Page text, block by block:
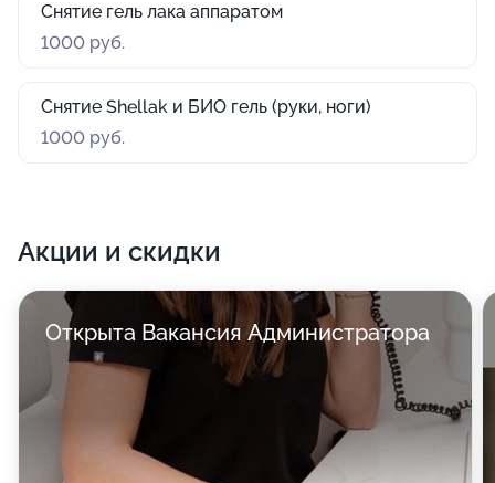
Снятие гель лака аппаратом
1000 руб.
Снятие Shellak и БИО гель (руки, ноги)
1000 руб.
Акции и скидки
Открыта Вакансия Администратора